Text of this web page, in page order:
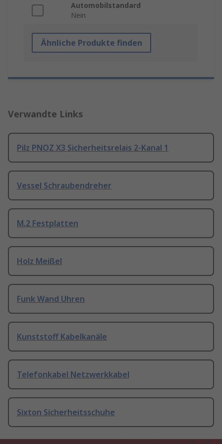
Automobilstandard
Nein
Ähnliche Produkte finden
Verwandte Links
Pilz PNOZ X3 Sicherheitsrelais 2-Kanal 1
Vessel Schraubendreher
M.2 Festplatten
Holz Meißel
Funk Wand Uhren
Kunststoff Kabelkanäle
Telefonkabel Netzwerkkabel
Sixton Sicherheitsschuhe